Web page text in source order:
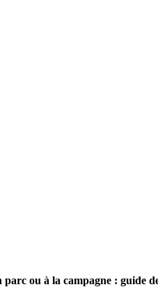
parc ou à la campagne : guide